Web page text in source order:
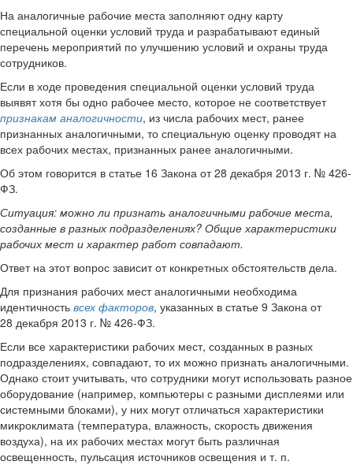
На аналогичные рабочие места заполняют одну карту
специальной оценки условий труда и разрабатывают единый
перечень мероприятий по улучшению условий и охраны труда
сотрудников.
Если в ходе проведения специальной оценки условий труда
выявят хотя бы одно рабочее место, которое не соответствует
признакам аналогичности, из числа рабочих мест, ранее
признанных аналогичными, то специальную оценку проводят на
всех рабочих местах, признанных ранее аналогичными.
Об этом говорится в статье 16 Закона от 28 декабря 2013 г. № 426-
ФЗ.
Ситуация: можно ли признать аналогичными рабочие места,
созданные в разных подразделениях? Общие характеристики
рабочих мест и характер работ совпадают.
Ответ на этот вопрос зависит от конкретных обстоятельств дела.
Для признания рабочих мест аналогичными необходима
идентичность всех факторов, указанных в статье 9 Закона от
28 декабря 2013 г. № 426-ФЗ.
Если все характеристики рабочих мест, созданных в разных
подразделениях, совпадают, то их можно признать аналогичными.
Однако стоит учитывать, что сотрудники могут использовать разное
оборудование (например, компьютеры с разными дисплеями или
системными блоками), у них могут отличаться характеристики
микроклимата (температура, влажность, скорость движения
воздуха), на их рабочих местах могут быть различная
освещенность, пульсация источников освещения и т. п.